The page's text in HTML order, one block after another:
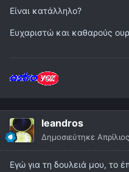
Είναι κατάλληλο?
Ευχαριστώ και καθαρούς
leandros
Δημοσιεύτηκε
Εγώ για τη δουλειά μου, το